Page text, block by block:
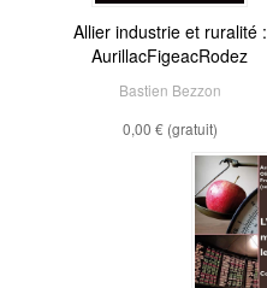
Allier industrie et ruralité :
AurillacFigeacRodez
Bastien Bezzon
0,00 € (gratuit)